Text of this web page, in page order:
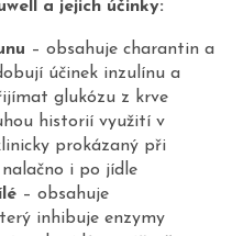
a jejich účinky:
– obsahuje charantin a
účinek inzulínu a
glukózu z krve
historií využití v
prokázaný při
i po jídle
– obsahuje
inhibuje enzymy